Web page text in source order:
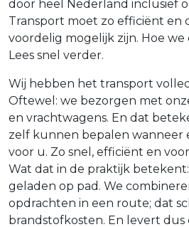
door heel Nederland inclusief
Transport moet zo efficiënt en
voordelig mogelijk zijn. Hoe we
Lees snel verder.
Wij hebben het transport
Oftewel: we bezorgen met
en vrachtwagens. En dat
zelf kunnen bepalen wanneer
voor u. Zo snel, efficiënt en
Wat dat in de praktijk
geladen op pad. We
opdrachten in een route; dat
brandstofkosten. En levert dus